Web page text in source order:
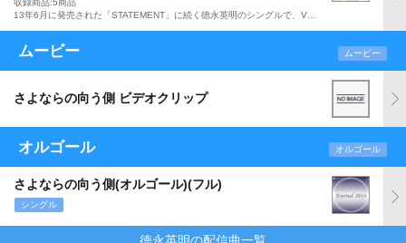
収録商品:5商品
ムービー ムービー
さよならの向う側 ビデオクリップ
オルゴール オルゴール
さよならの向う側(オルゴール)(フル)
シングル